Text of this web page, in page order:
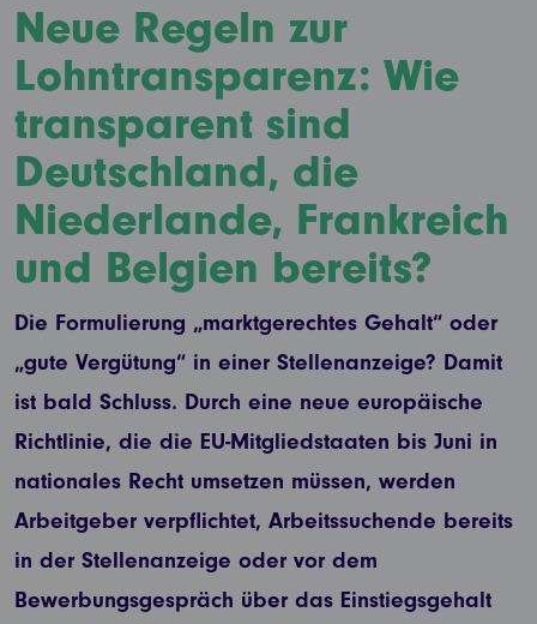
Neue Regeln zur
Lohntransparenz: Wie
transparent sind
Deutschland, die
Niederlande, Frankreich
und Belgien bereits?
Die Formulierung „marktgerechtes Gehalt“ oder
„gute Vergütung“ in einer Stellenanzeige? Damit
ist bald Schluss. Durch eine neue europäische
Richtlinie, die die EU-Mitgliedstaaten bis Juni in
nationales Recht umsetzen müssen, werden
Arbeitgeber verpflichtet, Arbeitssuchende bereits
in der Stellenanzeige oder vor dem
Bewerbungsgespräch über das Einstiegsgehalt